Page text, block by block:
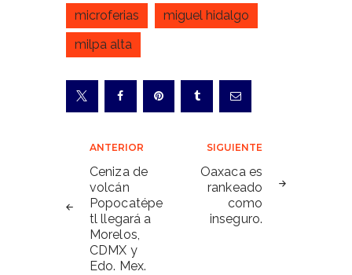
microferias
miguel hidalgo
milpa alta
Navegación
de
entradas
ANTERIOR
Ceniza de
volcán
Popocatépe
tl llegará a
Morelos,
CDMX y
Edo. Mex.
SIGUIENTE
Oaxaca es
rankeado
como
inseguro.